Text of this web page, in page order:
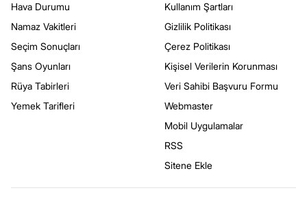
Hava Durumu
Namaz Vakitleri
Seçim Sonuçları
Şans Oyunları
Rüya Tabirleri
Yemek Tarifleri
Kullanım Şartları
Gizlilik Politikası
Çerez Politikası
Kişisel Verilerin Korunması
Veri Sahibi Başvuru Formu
Webmaster
Mobil Uygulamalar
RSS
Sitene Ekle